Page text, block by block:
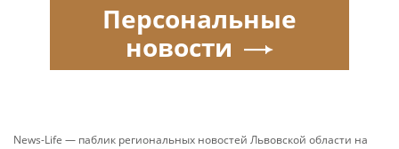
Персональные
новости
News-Life — паблик региональных новостей Львовской области на